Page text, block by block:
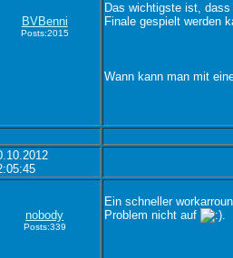
BVBenni
Posts:2015
Das wichtigste ist,
Finale gespielt werden
Wann kann man mit
nobody
Posts:339
Ein schneller
Problem nicht auf
.